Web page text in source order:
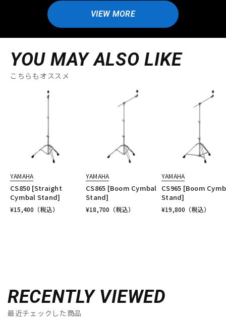
VIEW MORE
YOU MAY ALSO LIKE
こちらもオススメ
YAMAHA
CS850 [Straight
Cymbal Stand]
¥15,400 （税込）
YAMAHA
CS865 [Boom Cymbal
Stand]
¥18,700 （税込）
YAMAHA
CS965 [Boom
Stand]
¥19,800 （税込）
RECENTLY VIEWED
最近チェックした商品